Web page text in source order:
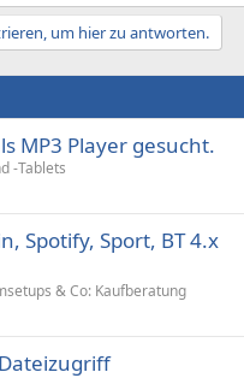
um hier zu antworten.
MP3 Player gesucht.
-Tablets
Spotify, Sport, BT 4.x
& Co: Kaufberatung